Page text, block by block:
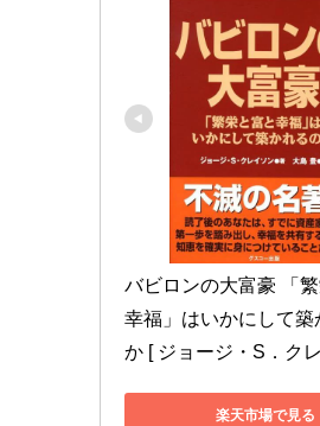
バビロンの大富豪 「
幸福」はいかにして築
か [ ジョージ・S．ク
楽天市場で見る